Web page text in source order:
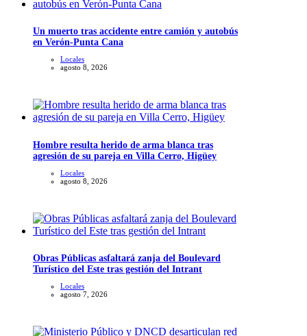
Un muerto tras accidente entre camión y autobús
en Verón-Punta Cana
Locales
agosto 8, 2026
Hombre resulta herido de arma blanca tras
agresión de su pareja en Villa Cerro, Higüey
Locales
agosto 8, 2026
Obras Públicas asfaltará zanja del Boulevard
Turístico del Este tras gestión del Intrant
Locales
agosto 7, 2026